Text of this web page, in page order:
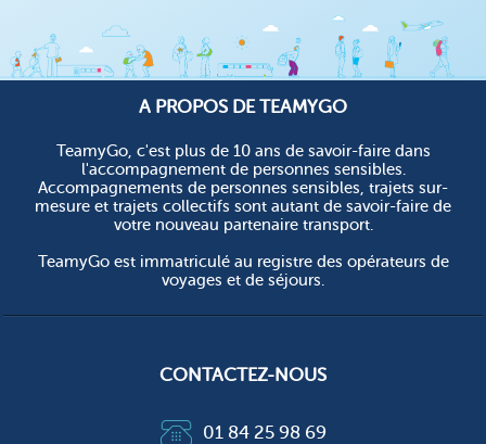
A PROPOS DE TEAMYGO
TeamyGo, c'est plus de 10 ans de savoir-faire dans
l'accompagnement de personnes sensibles.
Accompagnements de personnes sensibles, trajets sur-
mesure et trajets collectifs sont autant de savoir-faire de
votre nouveau partenaire transport.
TeamyGo est immatriculé au registre des opérateurs de
voyages et de séjours.
CONTACTEZ-NOUS
01 84 25 98 69